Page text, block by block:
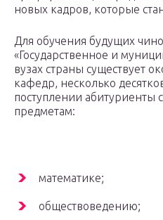
новых кадров, которые
Для обучения будущих
«Государственное и
вузах страны существует
кафедр, несколько
поступлении абитуриенты
предметам:
математике;
обществоведению;